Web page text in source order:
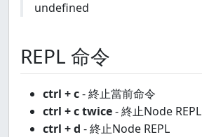
undefined
REPL 命令
ctrl + c- 終止當前命令
ctrl + c twice- 終止Node REPL
ctrl + d - 終止Node REPL